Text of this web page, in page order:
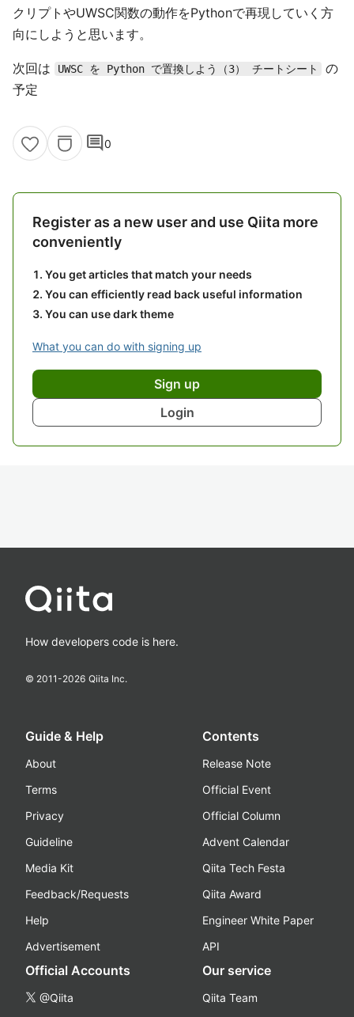
クリプトやUWSC関数の動作をPythonで再現していく方
向にしようと思います。
次回は UWSC を Python で置換しよう（3） チートシート
の
予定
comment0
Register as a new user and use Qiita more
conveniently
You get articles that match your needs
You can efficiently read back useful information
You can use dark theme
What you can do with signing up
Sign up
Login
How developers code is here.
© 2011-2026 Qiita Inc.
Guide & Help
About
Terms
Privacy
Guideline
Media Kit
Feedback/Requests
Help
Advertisement
Contents
Release Note
Official Event
Official Column
Advent Calendar
Qiita Tech Festa
Qiita Award
Engineer White Paper
API
Official Accounts
@Qiita
Our service
Qiita Team